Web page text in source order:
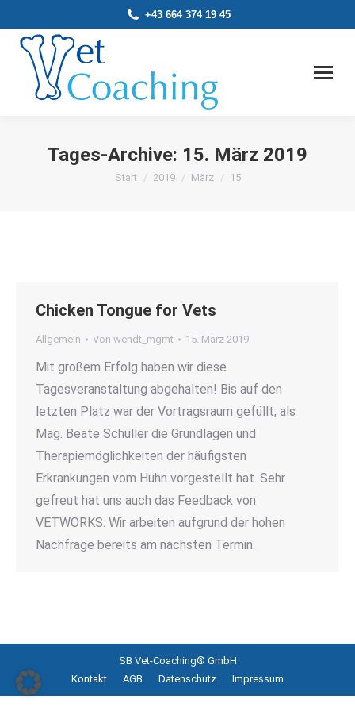
+43 664 374 19 45
Tages-Archive: 15. März 2019
Sie befinden sich hier:
Start 2019 März 15
Chicken Tongue for Vets
Allgemein Von wendt_mgmt 15. März 2019
Mit großem Erfolg haben wir diese
Tagesveranstaltung abgehalten! Bis auf den
letzten Platz war der Vortragsraum gefüllt, als
Mag. Beate Schuller die Grundlagen und
Therapiemöglichkeiten der häufigsten
Erkrankungen vom Huhn vorgestellt hat. Sehr
gefreut hat uns auch das Feedback von
VETWORKS. Wir arbeiten aufgrund der hohen
Nachfrage bereits am nächsten Termin.
SB Vet-Coaching® GmbH
Kontakt
AGB Datenschutz Impressum